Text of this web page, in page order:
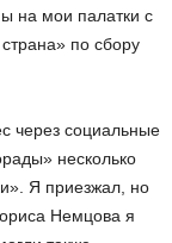
на мои палатки с
по сбору
через социальные
несколько
Я приезжал, но
Немцова я